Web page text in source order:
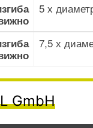
5 х
7,5 х
GmbH